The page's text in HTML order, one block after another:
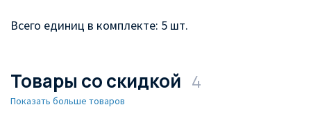
Всего единиц в комплекте: 5 шт.
Товары со скидкой 4
Показать больше товаров